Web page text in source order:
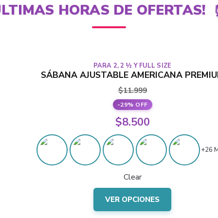
HORAS DE OFERTAS!
PARA 2, 2 ½ Y FULL SIZE
SÁBANA AJUSTABLE AMERICANA
$11.999
-29% OFF
El
precio
original
era:
$11.999.
$8.500
El
precio
actual
es:
$8.500.
+26
Clear
VER OPCIONES
Este